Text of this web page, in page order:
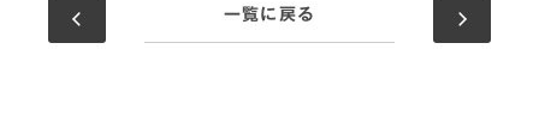
一覧に戻る